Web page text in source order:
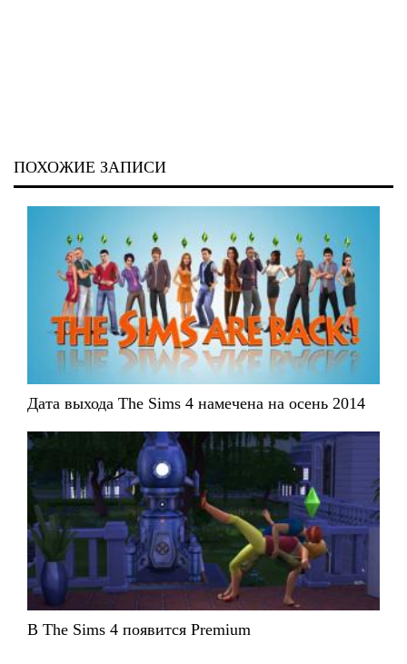
ПОХОЖИЕ ЗАПИСИ
Дата выхода The Sims 4 намечена на осень 2014
В The Sims 4 появится Premium